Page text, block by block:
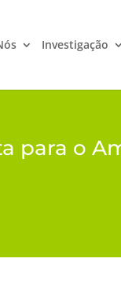
Investigação
para o